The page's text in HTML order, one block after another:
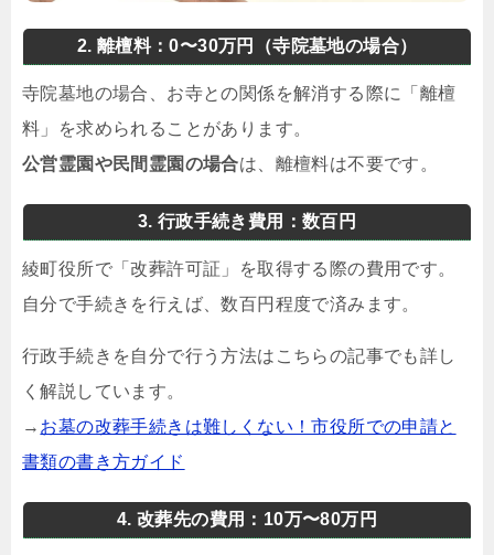
2. 離檀料：0〜30万円（寺院墓地の場合）
寺院墓地の場合、お寺との関係を解消する際に「離檀
料」を求められることがあります。
公営霊園や民間霊園の場合は、離檀料は不要です。
3. 行政手続き費用：数百円
綾町役所で「改葬許可証」を取得する際の費用です。
自分で手続きを行えば、数百円程度で済みます。
行政手続きを自分で行う方法はこちらの記事でも詳し
く解説しています。
→ お墓の改葬手続きは難しくない！市役所での申請と
書類の書き方ガイド
4. 改葬先の費用：10万〜80万円